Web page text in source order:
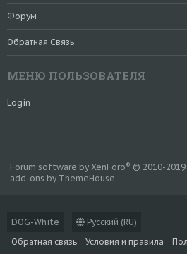
Форум
Обратная Связь
МЕНЮ ПОЛЬЗОВАТЕЛЯ
Login
DOG-White
Русский (RU)
Обратная связь
Условия и правила
Forum software by XenForo® © 2010-
add-ons by ThemeHouse